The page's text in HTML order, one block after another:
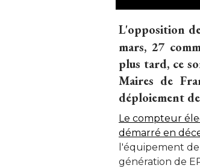
L'opposition
mars, 27
plus tard, ce
Maires de
déploiement
Le compteur
démarré en
l'équipement
génération de